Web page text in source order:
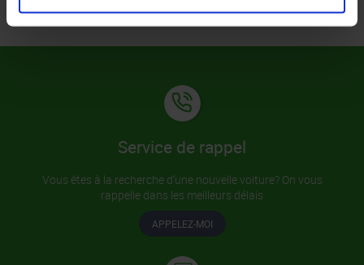
Service de rappel
Vous êtes à la recherche d'une nouvelle voiture? On vous
rappelle dans les meilleurs délais
APPELEZ-MOI